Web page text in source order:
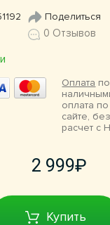
Поделиться
0 Отзывов
Оплата
оплата
сайте,
расчет с
2 999
Купить